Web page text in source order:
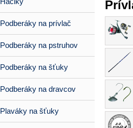
Podberáky na prívlač
Podberáky na pstruhov
Podberáky na šťuky
Podberáky na dravcov
Plaváky na šťuky